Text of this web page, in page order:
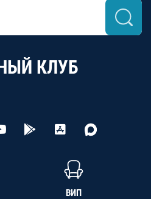
КЛУБ
ВИП